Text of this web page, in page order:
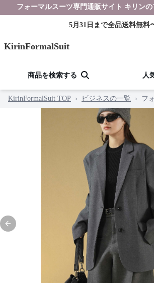
フォーマルスーツ専門通販サイト キリン
5月31日まで全品送料無料
KirinFormalSuit
商品を検索する 人
KirinFormalSuit TOP › ビジネスの一覧 › フ
Previous slide